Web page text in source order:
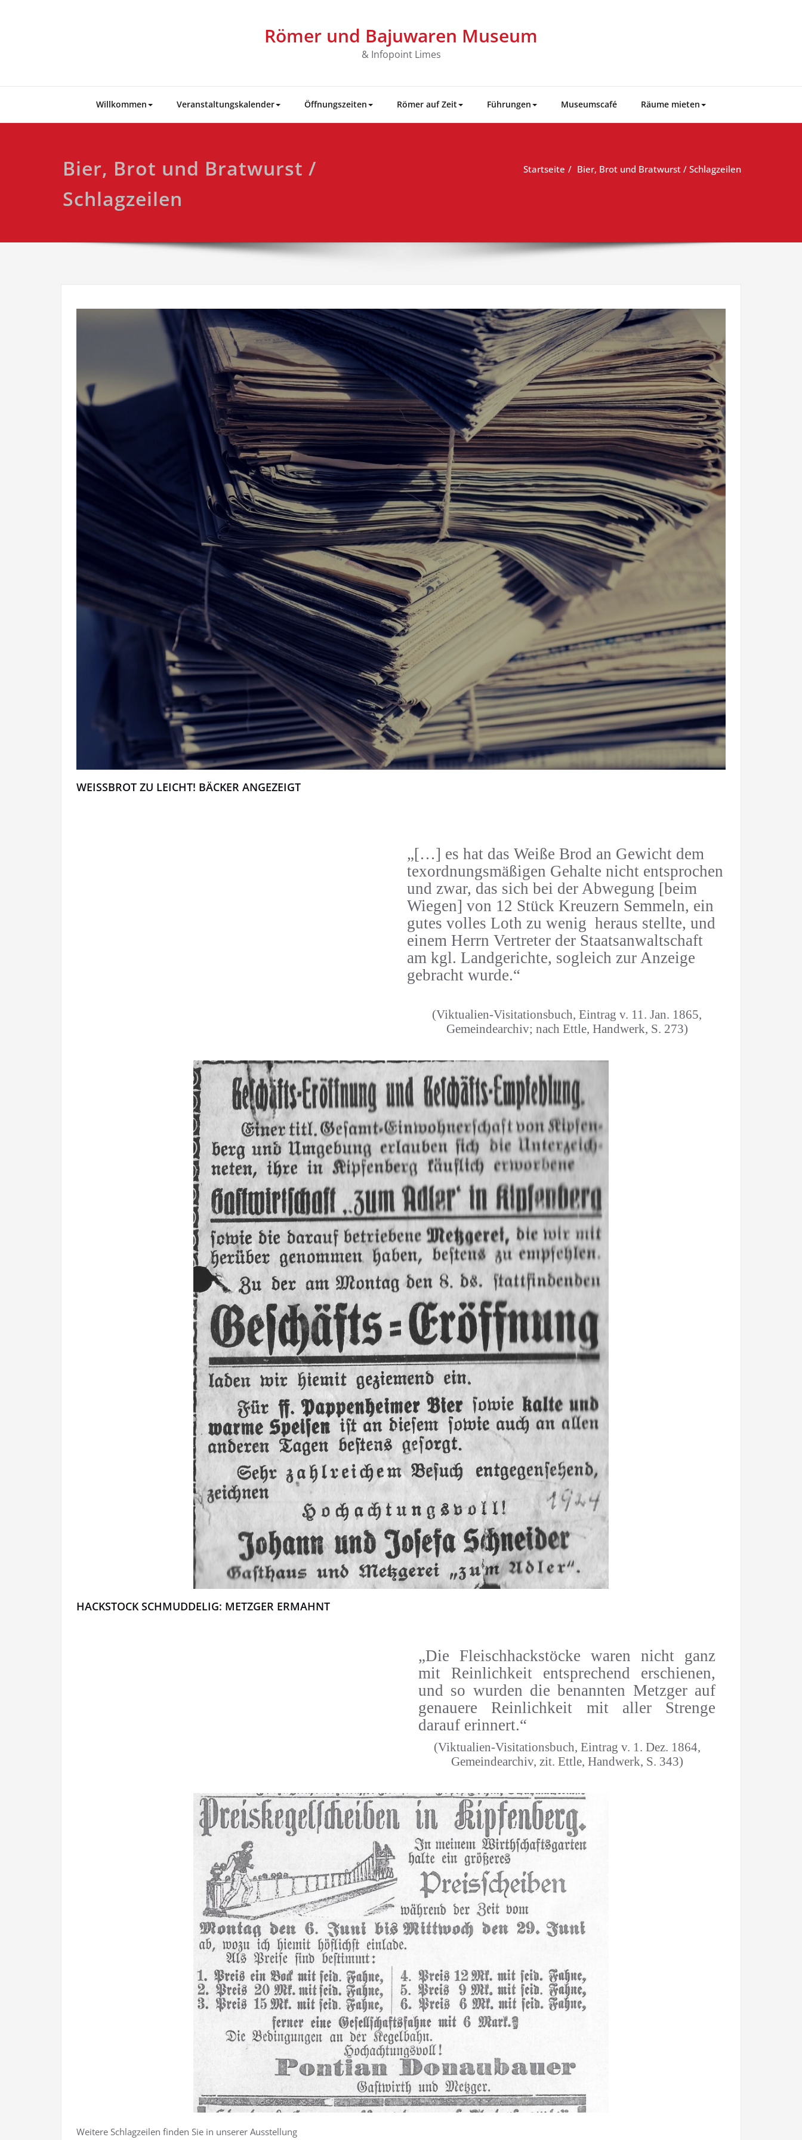
Römer und Bajuwaren Museum
& Infopoint Limes
Willkommen Veranstaltungskalender Öffnungszeiten Römer auf Zeit Führungen Museumscafé Räume mieten
Bier, Brot und Bratwurst /
Schlagzeilen
Startseite Bier, Brot und Bratwurst / Schlagzeilen
WEISSBROT ZU LEICHT! BÄCKER ANGEZEIGT
„[…] es hat das Weiße Brod an Gewicht dem
texordnungsmäßigen Gehalte nicht entsprochen
und zwar, das sich bei der Abwegung [beim
Wiegen] von 12 Stück Kreuzern Semmeln, ein
gutes volles Loth zu wenig heraus stellte, und
einem Herrn Vertreter der Staatsanwaltschaft
am kgl. Landgerichte, sogleich zur Anzeige
gebracht wurde.“
(Viktualien-Visitationsbuch, Eintrag v. 11. Jan. 1865,
Gemeindearchiv; nach Ettle, Handwerk, S. 273)
HACKSTOCK SCHMUDDELIG: METZGER ERMAHNT
„Die Fleischhackstöcke waren nicht ganz
mit Reinlichkeit entsprechend erschienen,
und so wurden die benannten Metzger auf
genauere Reinlichkeit mit aller Strenge
darauf erinnert.“
(Viktualien-Visitationsbuch, Eintrag v. 1. Dez. 1864,
Gemeindearchiv, zit. Ettle, Handwerk, S. 343)
Weitere Schlagzeilen finden Sie in unserer Ausstellung